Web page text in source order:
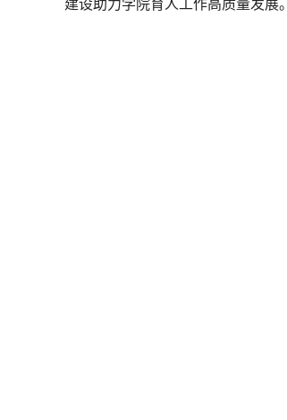
建设助力学院育人工作高质量发展。